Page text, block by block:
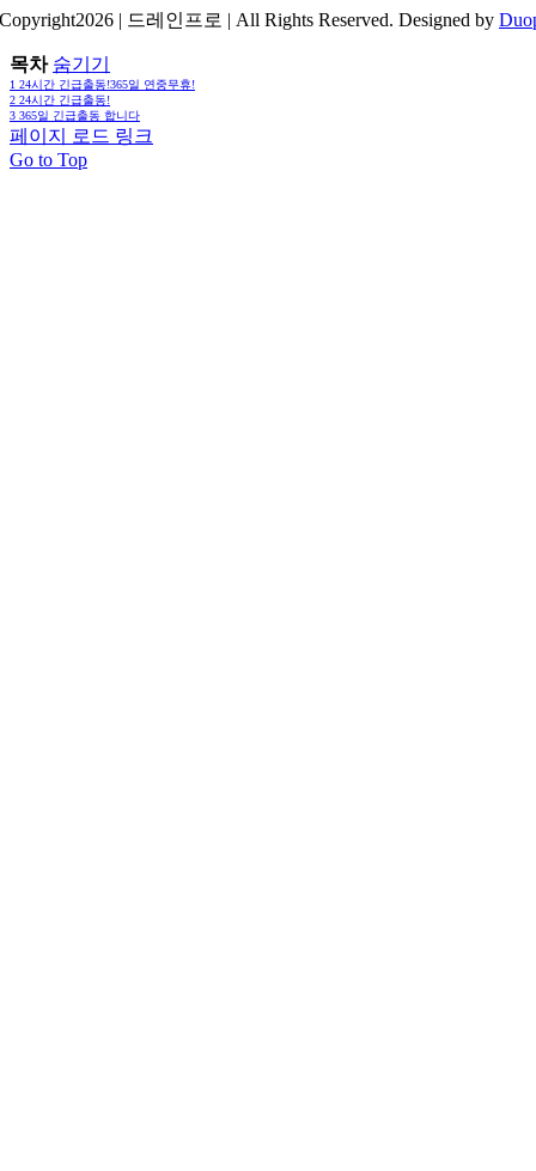
| 드레인프로 | All Rights Reserved. Designed by
목차 숨기기
1 24시간 긴급출동!365일 연중무휴!
2 24시간 긴급출동!
3 365일 긴급출동 합니다
페이지 로드 링크
Go to Top